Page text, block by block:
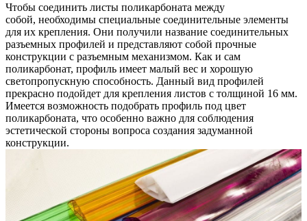
Чтобы соединить листы поликарбоната между
собой, необходимы специальные соединительные элементы
для их крепления. Они получили название соединительных
разъемных профилей и представляют собой прочные
конструкции с разъемным механизмом. Как и сам
поликарбонат, профиль имеет малый вес и хорошую
светопропускную способность. Данный вид профилей
прекрасно подойдет для крепления листов с толщиной 16 мм.
Имеется возможность подобрать профиль под цвет
поликарбоната, что особенно важно для соблюдения
эстетической стороны вопроса создания задуманной
конструкции.